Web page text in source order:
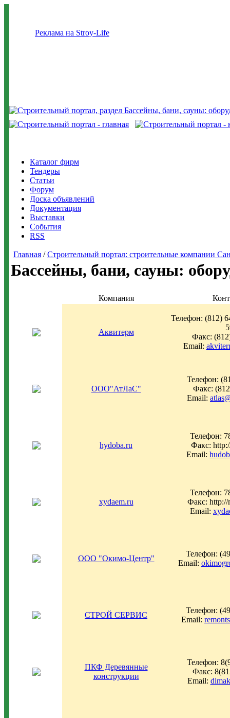
Реклама на Stroy-Life
Каталог фирм
Тендеры
Статьи
Форум
Доска объявлений
Документация
Выставки
События
RSS
Главная /Строительный портал: строительные компании
Бассейны, бани, сауны:
Компания
Аквитерм
Телефон: (812)
Факс:
Email:
ООО"АтЛаС"
Телефон:
Факс:
Email:
hydoba.ru
Телефон:
Факс:
Email:
xydaem.ru
Телефон:
Факс: http://
Email:
ООО "Окимо-Центр"
Телефон:
Email:
СТРОЙ СЕРВИС
Телефон:
Email:
ПКФ Деревянные
конструкции
Телефон:
Факс:
Email: